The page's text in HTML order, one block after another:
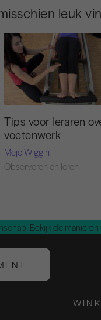
leuk
Tips voor leraren
voetenwerk
Mejo Wiggin
Observeren en leren
Bekijk de manieren